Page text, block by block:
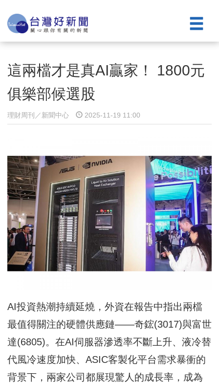
這兩檔才是真AI贏家！ 1800元
俱樂部候選股
理財周刊／新聞中心 2025-11-19 11:00
AI投資熱潮持續延燒，外資在報告中指出兩檔
最值得關注的硬體供應鏈——奇鋐(3017)與富世
達(6805)。在AI伺服器滲透率不斷上升、液冷替
代風冷速度加快、ASIC客製化平台需求暴衝的
背景下，兩家公司都展現驚人的成長率，成為